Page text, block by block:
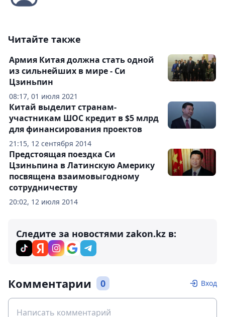
Читайте также
08:17, 01 июля 2021
Армия Китая должна стать одной
из сильнейших в мире - Си
Цзиньпин
21:15, 12 сентября 2014
Китай выделит странам-
участникам ШОС кредит в $5 млрд
для финансирования проектов
20:02, 12 июля 2014
Предстоящая поездка Си
Цзиньпина в Латинскую Америку
посвящена взаимовыгодному
сотрудничеству
Следите за новостями zakon.kz в:
Комментарии 0 Вход